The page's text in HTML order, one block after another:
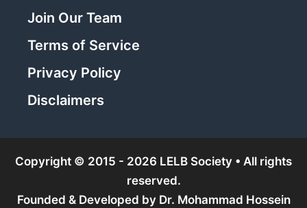
Join Our Team
Terms of Service
Privacy Policy
Disclaimers
Copyright © 2015 - 2026 LELB Society • All rights
reserved.
Founded & Developed by Dr. Mohammad Hossein